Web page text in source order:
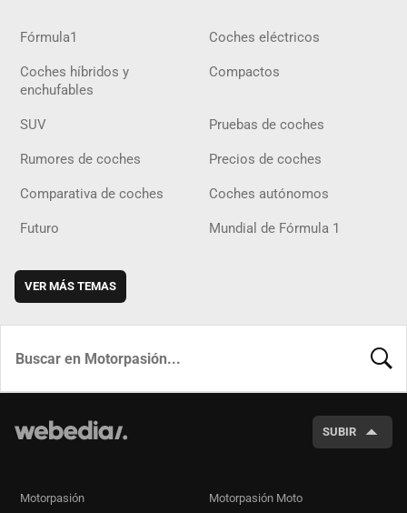
Fórmula1 Coches eléctricos
Coches híbridos y
enchufables
Compactos
SUV Pruebas de coches
Rumores de coches Precios de coches
Comparativa de coches Coches autónomos
Futuro Mundial de Fórmula 1
VER MÁS TEMAS
SUBIR
Motorpasión Motorpasión Moto